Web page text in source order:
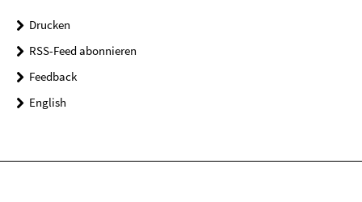
Drucken
RSS-Feed abonnieren
Feedback
English